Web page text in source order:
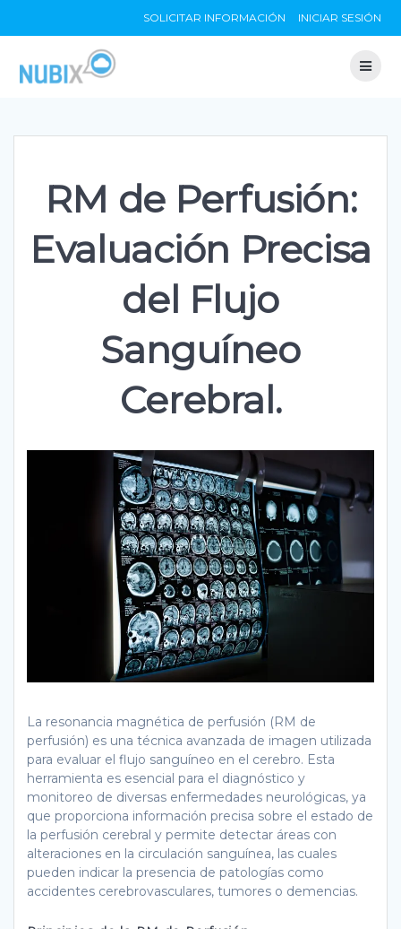
to
SOLICITAR INFORMACIÓN INICIAR SESIÓN
RM de Perfusión:
Evaluación Precisa
del Flujo
Sanguíneo
Cerebral.
La resonancia magnética de perfusión (RM de
perfusión) es una técnica avanzada de imagen utilizada
para evaluar el flujo sanguíneo en el cerebro. Esta
herramienta es esencial para el diagnóstico y
monitoreo de diversas enfermedades neurológicas, ya
que proporciona información precisa sobre el estado de
la perfusión cerebral y permite detectar áreas con
alteraciones en la circulación sanguínea, las cuales
pueden indicar la presencia de patologías como
accidentes cerebrovasculares, tumores o demencias.